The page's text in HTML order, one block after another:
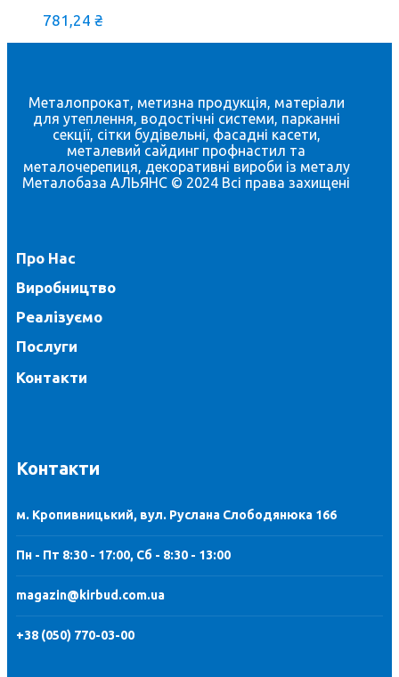
781,24 ₴
Металопрокат, метизна продукція, матеріали
для утеплення, водостічні системи, парканні
секції, сітки будівельні, фасадні касети,
металевий сайдинг профнастил та
металочерепиця, декоративні вироби із металу
Металобаза АЛЬЯНС © 2024 Всі права захищені
Про Нас
Виробництво
Реалізуємо
Послуги
Контакти
Контакти
м. Кропивницький, вул. Руслана Слободянюка 166
Пн - Пт 8:30 - 17:00, Сб - 8:30 - 13:00
magazin@kirbud.com.ua
+38 (050) 770-03-00